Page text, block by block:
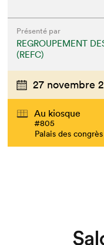
Présenté par
REGROUPEMENT
(REFC)
27 novembre
Au kiosque
#805
Palais des